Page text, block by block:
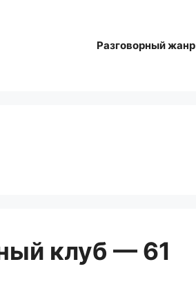
Разговорный жанр
клуб — 61